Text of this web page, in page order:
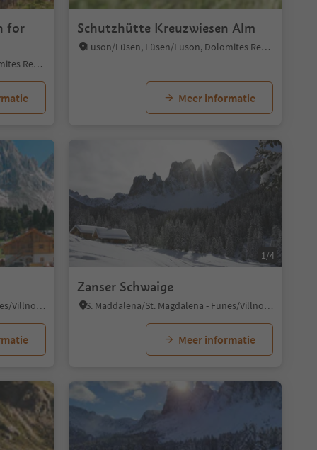
for
Luson/Lüsen, Lüsen/Luson, Dolomites Region Lüsen Villnöss
Schutzhütte Kreuzwiesen Alm
Luson/Lüsen, Lüsen/Luson, Dolomites Region Lüsen Villnöss
Meer informatie
1/6
S. Maddalena/St. Magdalena - Funes/Villnöss, Villnöss/Funes, Dolomites Region Lüsen Villnöss
1/4
Zanser Schwaige
S. Maddalena/St. Magdalena - Funes/Villnöss, Villnöss/Funes, Dolomites Region Lüsen Villnöss
Meer informatie